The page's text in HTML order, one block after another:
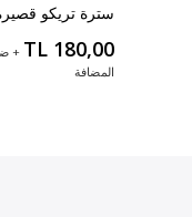
سترة تريكو
TL 180,00
+
المضافة